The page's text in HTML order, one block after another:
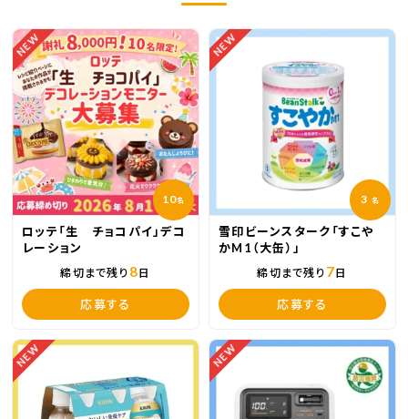
NEW
10名
ロッテ「生 チョコパイ」デコ
レーション
締切まで残り 8日
応募する
NEW
3 名
雪印ビーンスターク「すこや
かM1（大缶）」
締切まで残り 7日
応募する
NEW NEW